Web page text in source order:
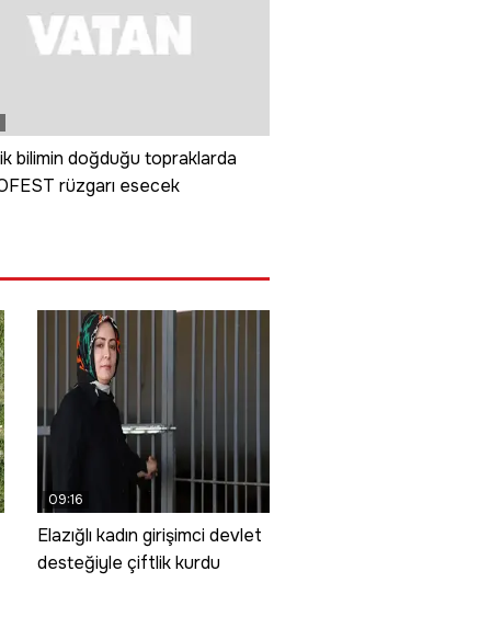
bilimin doğduğu topraklarda
rüzgarı esecek
09:16
Elazığlı kadın girişimci devlet
desteğiyle çiftlik kurdu